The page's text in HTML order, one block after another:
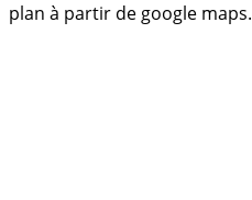
plan à partir de google maps.